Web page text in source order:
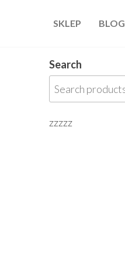
SKLEP BLOG
Search
zzzzz